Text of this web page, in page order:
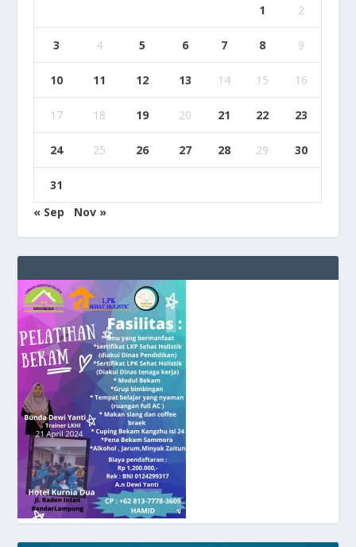
1 2
3 4 5 6 7 8 9
10 11 12 13 14 15 16
17 18 19 20 21 22 23
24 25 26 27 28 29 30
31
« Sep
Nov »